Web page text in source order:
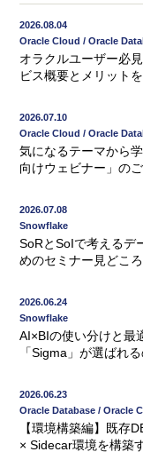
2026.08.04
Oracle Cloud / Oracle
オラクルユーザー必
ビス概要とメリット
2026.07.10
Oracle Cloud / Oracle
気になるテーマから
向けウェビナー」の
2026.07.08
Snowflake
SoRとSoIで考えるデ
めのセミナー見どころ
2026.06.24
Snowflake
AI×BIの使い分けと最
「Sigma」が選ばれ
2026.06.23
Oracle Database / Oracle
【環境構築編】既存
× Sidecar環境を構築